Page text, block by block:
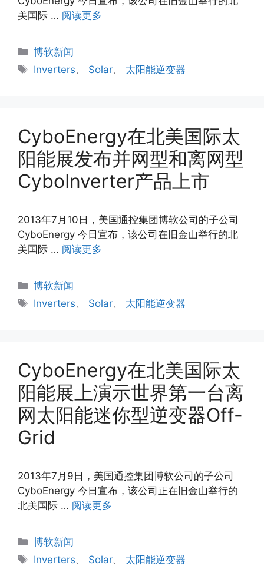
美国际 … 阅读更多
分
类
博软新闻
标
Inverters、 Solar、 太阳能逆变器
CyboEnergy在北美国际太
阳能展发布并网型和离网型
CyboInverter产品上市
2013年7月10日，美国通控集团博软公司的子公司
CyboEnergy 今日宣布，该公司在旧金山举行的北
美国际 … 阅读更多
分
类
博软新闻
标
Inverters、 Solar、 太阳能逆变器
CyboEnergy在北美国际太
阳能展上演示世界第一台离
网太阳能迷你型逆变器Off-
Grid
2013年7月9日，美国通控集团博软公司的子公司
CyboEnergy 今日宣布，该公司正在旧金山举行的
北美国际 … 阅读更多
分
类
博软新闻
标
Inverters、 Solar、 太阳能逆变器